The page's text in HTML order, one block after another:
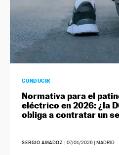
CONDUCIR
Normativa para el
eléctrico en 2026: ¿la
obliga a contratar un
SERGIO AMADOZ |07/01/2026 | MADRID